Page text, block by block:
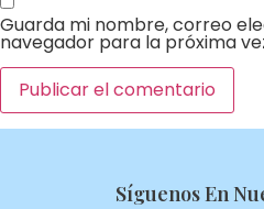
Guarda mi nombre, correo
navegador para la próxima
Síguenos En